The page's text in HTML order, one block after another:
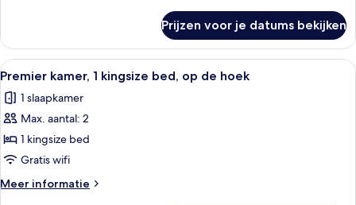
de
hoek
laden
kamer,
kingsize
op
de
Prijzen voor je datums bekijken
Alle
foto's
voor
Premier
kamer,
1
kingsize
bed,
Premier kamer, 1 kingsize bed, op
12
Premier kamer, 1 kingsize bed, op de hoek
1 slaapkamer
Max. aantal: 2
1 kingsize bed
Gratis wifi
Meer informatie
Meer